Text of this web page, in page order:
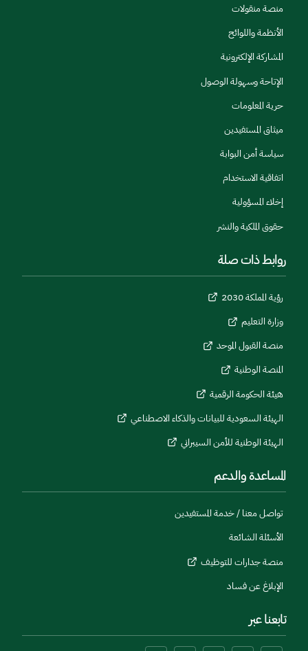
منصة منقولات
الأنظمة واللوائح
المشاركة الإلكترونية
الإتاحة وسهولة الوصول
حرية المعلومات
ميثاق المستفيدين
سياسة أمن البوابة
اتفاقية الاستخدام
إخلاء المسؤولية
حقوق الملكية والنشر
روابط ذات صلة
رؤية المملكة 2030
وزارة التعليم
منصة القبول الموحد
المنصة الوطنية
هيئة الحكومة الرقمية
الهيئة السعودية للبيانات والذكاء الاصطناعي
الهيئة الوطنية للأمن السيبراني
المساعدة والدعم
تواصل معنا / خدمة المستفيدين
الأسئلة الشائعة
منصة جدارات للتوظيف
الإبلاغ عن فساد
تابعنا عبر